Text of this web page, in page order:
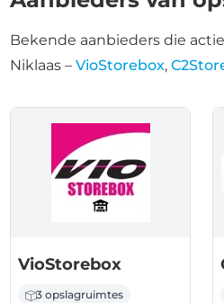
Bekende aanbieders die
Niklaas –VioStorebox,
VioStorebox
3 opslagruimtes